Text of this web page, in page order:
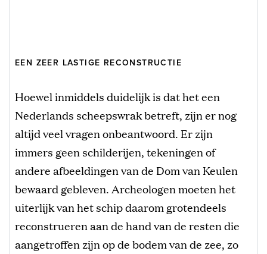
EEN ZEER LASTIGE RECONSTRUCTIE
Hoewel inmiddels duidelijk is dat het een
Nederlands scheepswrak betreft, zijn er nog
altijd veel vragen onbeantwoord. Er zijn
immers geen schilderijen, tekeningen of
andere afbeeldingen van de Dom van Keulen
bewaard gebleven. Archeologen moeten het
uiterlijk van het schip daarom grotendeels
reconstrueren aan de hand van de resten die
aangetroffen zijn op de bodem van de zee, zo